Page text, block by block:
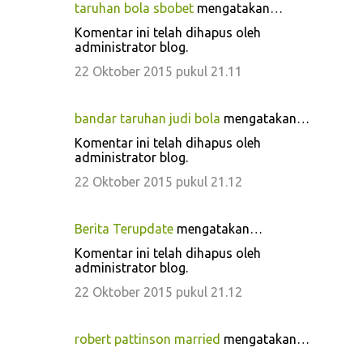
taruhan bola sbobet mengatakan…
Komentar ini telah dihapus oleh
administrator blog.
22 Oktober 2015 pukul 21.11
bandar taruhan judi bola mengatakan…
Komentar ini telah dihapus oleh
administrator blog.
22 Oktober 2015 pukul 21.12
Berita Terupdate mengatakan…
Komentar ini telah dihapus oleh
administrator blog.
22 Oktober 2015 pukul 21.12
robert pattinson married mengatakan…